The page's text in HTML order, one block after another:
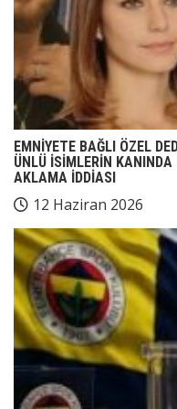
EMNİYETE BAĞLI ÖZEL
ÜNLÜ İSİMLERİN
AKLAMA İDDİASI
12 Haziran 2026